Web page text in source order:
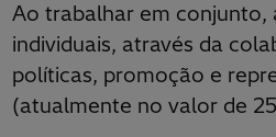
Ao trabalhar em conjunto,
individuais, através da
políticas, promoção e
(atualmente no valor de